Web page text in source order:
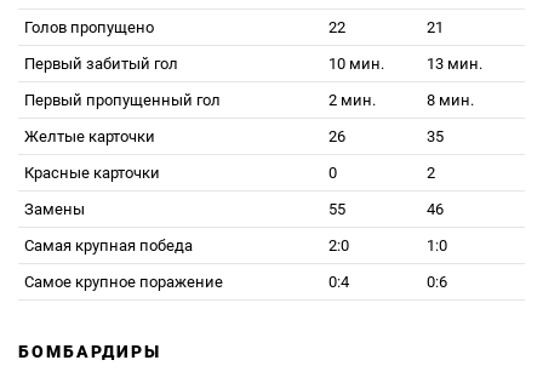
Голов пропущено
22
21
Первый забитый гол
10 мин.
13 мин.
Первый пропущенный гол
2 мин.
8 мин.
Желтые карточки
26
35
Красные карточки
0
2
Замены
55
46
Самая крупная победа
2:0
1:0
Самое крупное поражение
0:4 0:6
БОМБАРДИРЫ